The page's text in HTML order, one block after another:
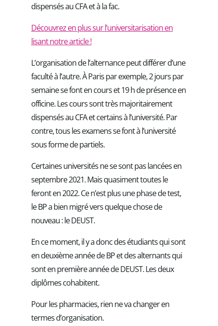
dispensés au CFA et à la fac.
Découvrez en plus surl’universitarisation en
lisant notre article!
L’organisation de l’alternance peut différer d’une
faculté à l’autre. À Paris par exemple, 2 jours par
semaine se font en cours et 19 h de présence en
officine. Les cours sont très majoritairement
dispensés au CFA et certains à l’université. Par
contre, tous les examens se font à l’université
sous forme de partiels.
Certaines universités ne se sont pas lancées en
septembre 2021. Mais quasiment toutes le
feront en 2022. Ce n’est plus une phase de test,
le BP a bien migré vers quelque chose de
nouveau : le DEUST.
En ce moment, il y a donc des étudiants qui sont
en deuxième année de BP et des alternants qui
sont en première année de DEUST. Les deux
diplômes cohabitent.
Pour les pharmacies, rien ne va changer en
termes d’organisation.